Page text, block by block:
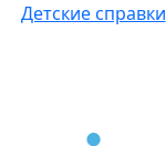
Детские справки